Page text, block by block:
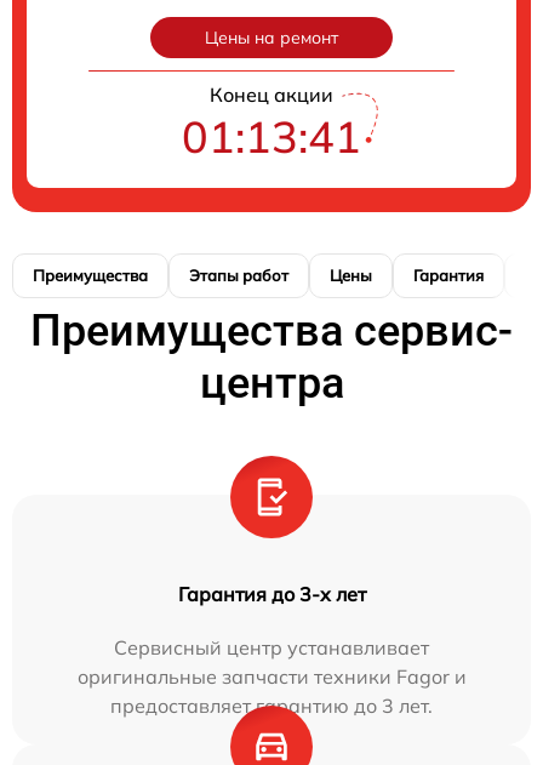
Цены на ремонт
Конец акции
01:13:41
Преимущества Этапы работ Цены Гарантия
Преимущества сервис-
центра
Гарантия до 3-х лет
Сервисный центр устанавливает
оригинальные запчасти техники Fagor и
предоставляет гарантию до 3 лет.